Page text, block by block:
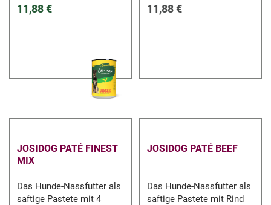
11,88 € 11,88 €
JOSIDOG PATÉ FINEST
MIX
Das Hunde-Nassfutter als
saftige Pastete mit 4
JOSIDOG PATÉ BEEF
Das Hunde-Nassfutter als
saftige Pastete mit Rind